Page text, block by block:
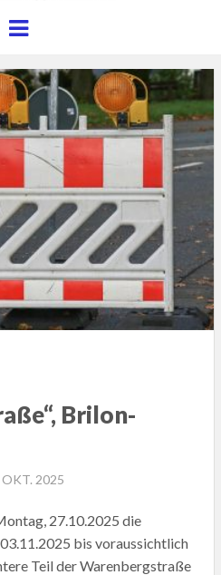
Menu
Brilon-
OKT. 2025
27.10.2025 die
bis voraussichtlich
Teil der Warenbergstraße